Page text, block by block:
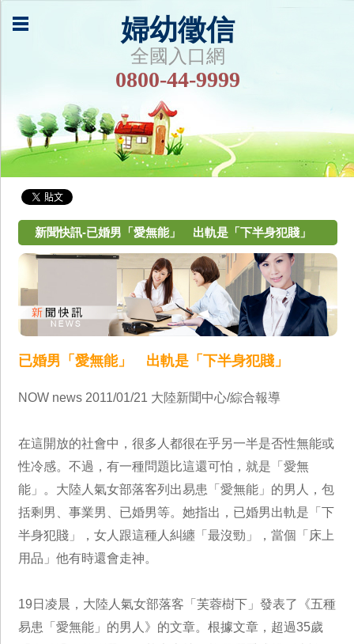
婦幼徵信
全國入口網
0800-44-9999
新聞快訊-已婚男「愛無能」 出軌是「下半身犯賤」
已婚男「愛無能」 出軌是「下半身犯賤」
NOW news 2011/01/21 大陸新聞中心/綜合報導
在這開放的社會中，很多人都很在乎另一半是否性無能或
性冷感。不過，有一種問題比這還可怕，就是「愛無
能」。大陸人氣女部落客列出易患「愛無能」的男人，包
括剩男、事業男、已婚男等。她指出，已婚男出軌是「下
半身犯賤」，女人跟這種人糾纏「最沒勁」，當個「床上
用品」他有時還會走神。
19日凌晨，大陸人氣女部落客「芙蓉樹下」發表了《五種
易患「愛無能」的男人》的文章。根據文章，超過35歲